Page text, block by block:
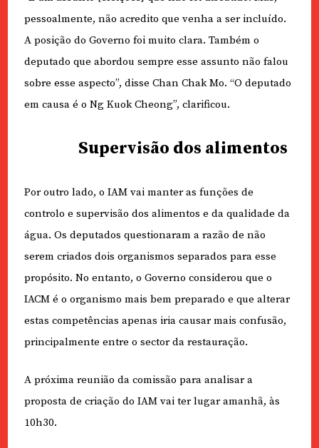
pessoalmente, não acredito que venha a ser incluído.
A posição do Governo foi muito clara. Também o
deputado que abordou sempre esse assunto não falou
sobre esse aspecto”, disse Chan Chak Mo. “O deputado
em causa é o Ng Kuok Cheong”, clarificou.
Supervisão dos alimentos
Por outro lado, o IAM vai manter as funções de
controlo e supervisão dos alimentos e da qualidade da
água. Os deputados questionaram a razão de não
serem criados dois organismos separados para esse
propósito. No entanto, o Governo considerou que o
IACM é o organismo mais bem preparado e que alterar
estas competências apenas iria causar mais confusão,
principalmente entre o sector da restauração.
A próxima reunião da comissão para analisar a
proposta de criação do IAM vai ter lugar amanhã, às
10h30.